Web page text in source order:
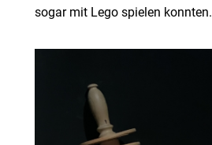
sogar mit Lego spielen konnten.